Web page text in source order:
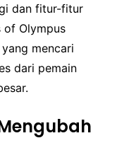
dan fitur-fitur
of Olympus
mencari
dari pemain